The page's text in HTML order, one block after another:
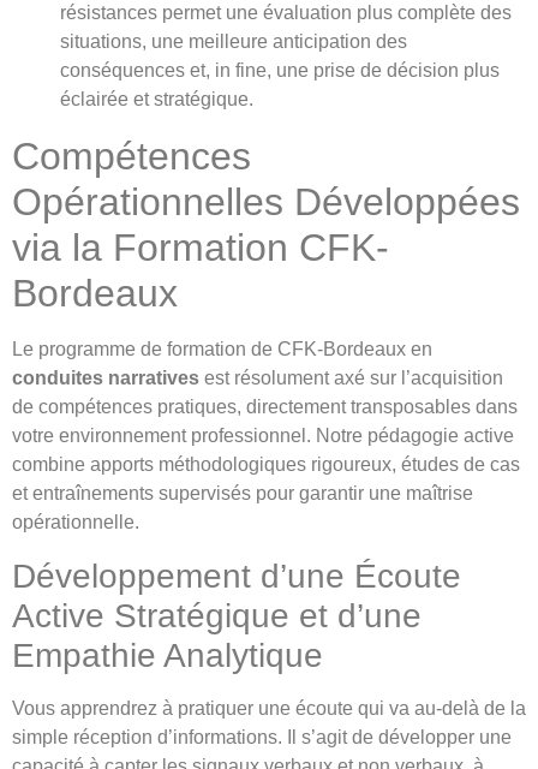
résistances permet une évaluation plus complète des
situations, une meilleure anticipation des
conséquences et, in fine, une prise de décision plus
éclairée et stratégique.
Compétences
Opérationnelles Développées
via la Formation CFK-
Bordeaux
Le programme de formation de CFK-Bordeaux en
conduites narratives est résolument axé sur l’acquisition
de compétences pratiques, directement transposables dans
votre environnement professionnel. Notre pédagogie active
combine apports méthodologiques rigoureux, études de cas
et entraînements supervisés pour garantir une maîtrise
opérationnelle.
Développement d’une Écoute
Active Stratégique et d’une
Empathie Analytique
Vous apprendrez à pratiquer une écoute qui va au-delà de la
simple réception d’informations. Il s’agit de développer une